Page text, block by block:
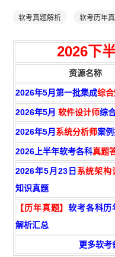
软考真题解析 软考历年
2026下
资源名称
2026年5月第一批集成综
2026年5月软件设计师综
2026年5月 系统分析师案
2026上半年软考各科真题
2026年5月23日 系统架构
知识真题
【历年真题】软考各科历
解析汇总
更多软考